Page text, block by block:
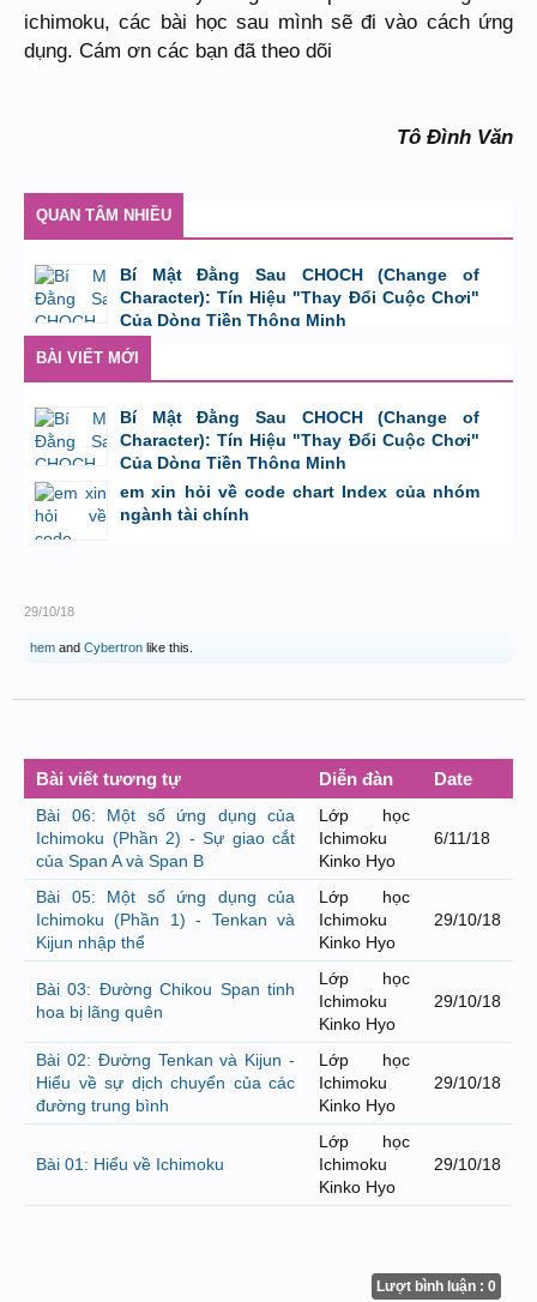
ichimoku, các bài học sau mình sẽ đi vào cách ứng
dụng. Cám ơn các bạn đã theo dõi
Tô Đình Văn
QUAN TÂM NHIỀU
Bí Mật Đằng Sau CHOCH (Change of
Character): Tín Hiệu "Thay Đổi Cuộc Chơi"
Của Dòng Tiền Thông Minh
BÀI VIẾT MỚI
Bí Mật Đằng Sau CHOCH (Change of
Character): Tín Hiệu "Thay Đổi Cuộc Chơi"
Của Dòng Tiền Thông Minh
bởi 8/8/26 lúc 11:11
em xin hỏi về code chart Index của nhóm
ngành tài chính
29/10/18
hem and Cybertron like this.
Bài viết tương tự Diễn đàn Date
Bài 06: Một số ứng dụng của
Ichimoku (Phần 2) - Sự giao cắt
của Span A và Span B
Lớp học
Ichimoku
Kinko Hyo
6/11/18
Bài 05: Một số ứng dụng của
Ichimoku (Phần 1) - Tenkan và
Kijun nhập thể
Lớp học
Ichimoku
Kinko Hyo
29/10/18
Bài 03: Đường Chikou Span tinh
hoa bị lãng quên
Lớp học
Ichimoku
Kinko Hyo
29/10/18
Bài 02: Đường Tenkan và Kijun -
Hiểu về sự dịch chuyển của các
đường trung bình
Lớp học
Ichimoku
Kinko Hyo
29/10/18
Bài 01: Hiểu về Ichimoku
Lớp học
Ichimoku
Kinko Hyo
29/10/18
Lượt bình luận : 0